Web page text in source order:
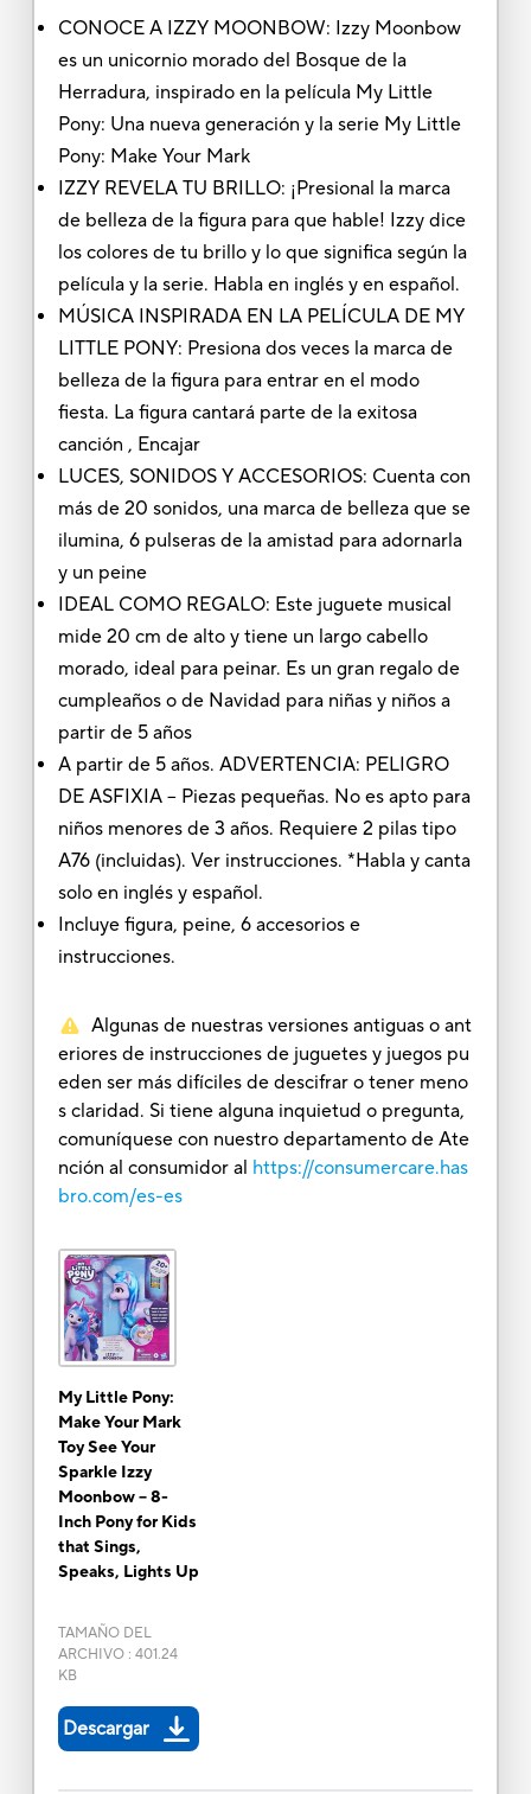
CONOCE A IZZY MOONBOW: Izzy Moonbow
es un unicornio morado del Bosque de la
Herradura, inspirado en la película My Little
Pony: Una nueva generación y la serie My Little
Pony: Make Your Mark
IZZY REVELA TU BRILLO: ¡Presional la marca
de belleza de la figura para que hable! Izzy dice
los colores de tu brillo y lo que significa según la
película y la serie. Habla en inglés y en español.
MÚSICA INSPIRADA EN LA PELÍCULA DE MY
LITTLE PONY: Presiona dos veces la marca de
belleza de la figura para entrar en el modo
fiesta. La figura cantará parte de la exitosa
canción , Encajar
LUCES, SONIDOS Y ACCESORIOS: Cuenta con
más de 20 sonidos, una marca de belleza que se
ilumina, 6 pulseras de la amistad para adornarla
y un peine
IDEAL COMO REGALO: Este juguete musical
mide 20 cm de alto y tiene un largo cabello
morado, ideal para peinar. Es un gran regalo de
cumpleaños o de Navidad para niñas y niños a
partir de 5 años
A partir de 5 años. ADVERTENCIA: PELIGRO
DE ASFIXIA – Piezas pequeñas. No es apto para
niños menores de 3 años. Requiere 2 pilas tipo
A76 (incluidas). Ver instrucciones. *Habla y canta
solo en inglés y español.
Incluye figura, peine, 6 accesorios e
instrucciones.
Algunas de nuestras versiones antiguas o ant
eriores de instrucciones de juguetes y juegos pu
eden ser más difíciles de descifrar o tener meno
s claridad. Si tiene alguna inquietud o pregunta,
comuníquese con nuestro departamento de Ate
nción al consumidor al https://consumercare.has
bro.com/es-es
My Little Pony:
Make Your Mark
Toy See Your
Sparkle Izzy
Moonbow -- 8-
Inch Pony for Kids
that Sings,
Speaks, Lights Up
TAMAÑO DEL
ARCHIVO: 401.24
KB
Descargar